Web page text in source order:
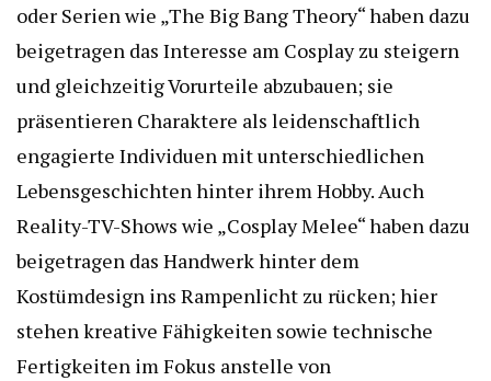
oder Serien wie „The Big Bang Theory“ haben dazu
beigetragen das Interesse am Cosplay zu steigern
und gleichzeitig Vorurteile abzubauen; sie
präsentieren Charaktere als leidenschaftlich
engagierte Individuen mit unterschiedlichen
Lebensgeschichten hinter ihrem Hobby. Auch
Reality-TV-Shows wie „Cosplay Melee“ haben dazu
beigetragen das Handwerk hinter dem
Kostümdesign ins Rampenlicht zu rücken; hier
stehen kreative Fähigkeiten sowie technische
Fertigkeiten im Fokus anstelle von